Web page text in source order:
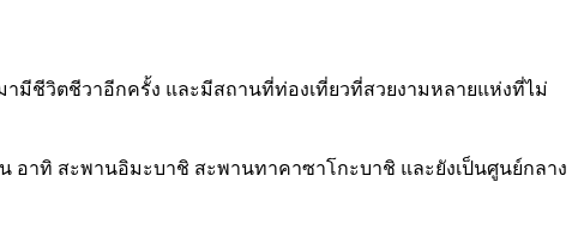
ชีวิตชีวาอีกครั้ง และมีสถานที่ท่องเที่ยวที่สวยงามหลายแห่งที่ไม่
อาทิ สะพานอิมะบาชิ สะพานทาคาซาโกะบาชิ และยังเป็นศูนย์กลาง